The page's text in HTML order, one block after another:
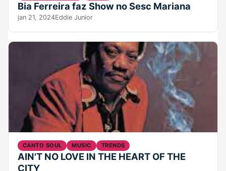
Bia Ferreira faz Show no Sesc Mariana
jan 21, 2024Eddie Junior
CANTO SOUL MUSIC TRENDS
AIN'T NO LOVE IN THE HEART OF THE
CITY